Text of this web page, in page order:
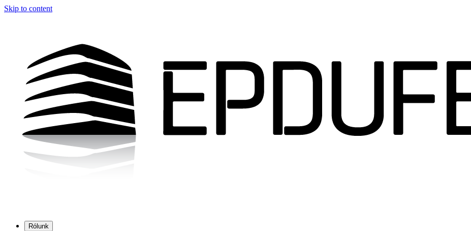
Skip to content
Rólunk